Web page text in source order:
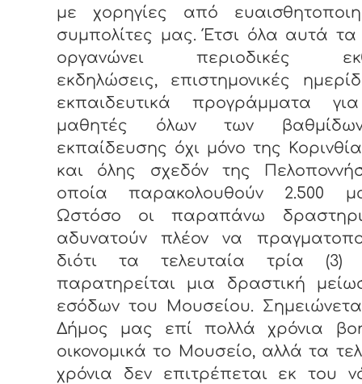
με χορηγίες από
συμπολίτες μας. Έτσι όλα αυτά τα
οργανώνει περιοδικές
εκδηλώσεις, επιστημονικές
εκπαιδευτικά προγράμματα
μαθητές όλων των
εκπαίδευσης όχι μόνο της
και όλης σχεδόν της
οποία παρακολουθούν 2.500
Ωστόσο οι παραπάνω
αδυνατούν πλέον να
διότι τα τελευταία τρία (3)
παρατηρείται μια δραστική
εσόδων του Μουσείου.
Δήμος μας επί πολλά χρόνια
οικονομικά το Μουσείο, αλλά τα
χρόνια δεν επιτρέπεται εκ του